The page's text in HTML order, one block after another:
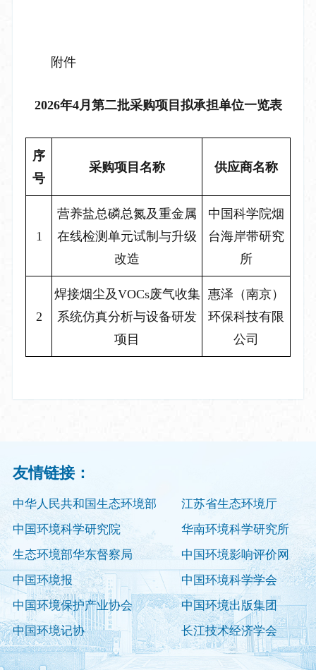
附件
2026年4月第二批采购项目拟承担单位一览表
序
号
采购项目名称 供应商名称
1
营养盐总磷总氮及重金属
在线检测单元试制与升级
改造
中国科学院烟
台海岸带研究
所
2
焊接烟尘及VOCs废气收集
系统仿真分析与设备研发
项目
惠泽（南京）
环保科技有限
公司
友情链接：
中华人民共和国生态环境部
江苏省生态环境厅
中国环境科学研究院
华南环境科学研究所
生态环境部华东督察局
中国环境影响评价网
中国环境报
中国环境科学学会
中国环境保护产业协会
中国环境出版集团
中国环境记协
长江技术经济学会